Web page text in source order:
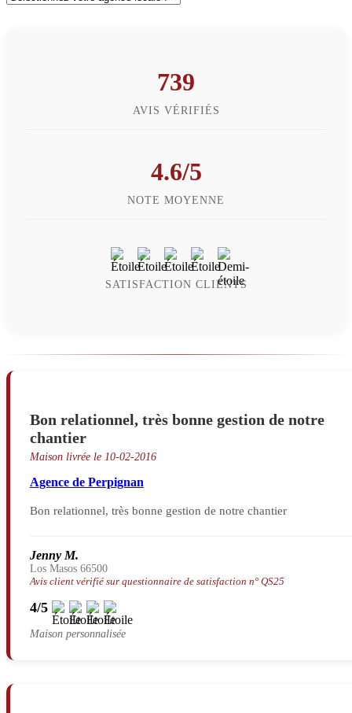
739
AVIS VÉRIFIÉS
4.6/5
NOTE MOYENNE
SATISFACTION CLIENTS
Bon relationnel, très bonne gestion de notre
chantier
Maison livrée le 10-02-2016
Agence de Perpignan
Bon relationnel, très bonne gestion de notre chantier
Jenny M.
Los Masos 66500
Avis client vérifié sur questionnaire de satisfaction n° QS25
4/5
Maison personnalisée